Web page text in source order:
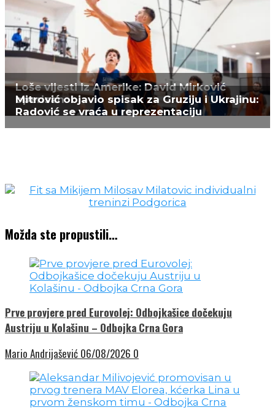
Možda ste propustili…
Prve provjere pred Eurovolej: Odbojkašice dočekuju
Austriju u Kolašinu – Odbojka Crna Gora
Mario Andrijašević 06/08/2026 0